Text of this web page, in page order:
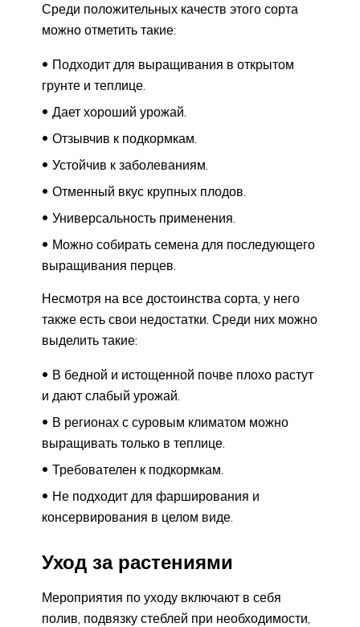
Среди положительных качеств этого сорта
можно отметить такие:
Подходит для выращивания в открытом
грунте и теплице.
Дает хороший урожай.
Отзывчив к подкормкам.
Устойчив к заболеваниям.
Отменный вкус крупных плодов.
Универсальность применения.
Можно собирать семена для последующего
выращивания перцев.
Несмотря на все достоинства сорта, у него
также есть свои недостатки. Среди них можно
выделить такие:
В бедной и истощенной почве плохо растут
и дают слабый урожай.
В регионах с суровым климатом можно
выращивать только в теплице.
Требователен к подкормкам.
Не подходит для фарширования и
консервирования в целом виде.
Уход за растениями
Мероприятия по уходу включают в себя
полив, подвязку стеблей при необходимости,